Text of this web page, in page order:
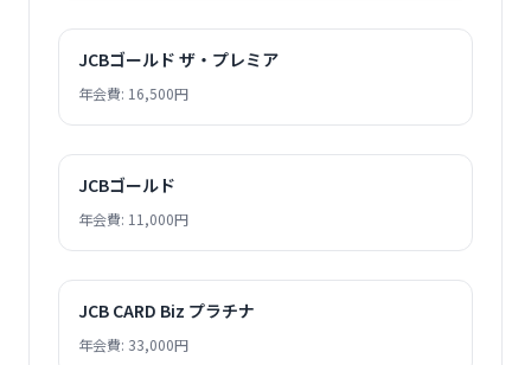
JCBゴールド ザ・プレミア
年会費: 16,500円
JCBゴールド
年会費: 11,000円
JCB CARD Biz プラチナ
年会費: 33,000円